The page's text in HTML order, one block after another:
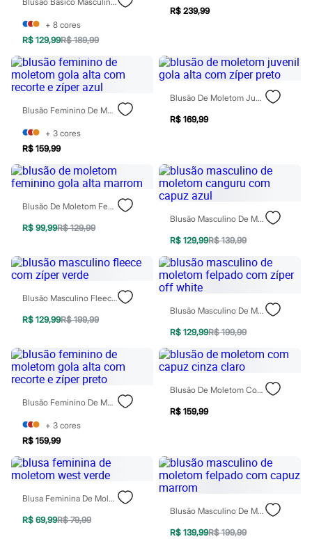
Rasteirinhas
Sandálias
Tênis
Diversão
Marcas
Baby Club
Fifteen
Miss Fifteen
Palomino
Calcinhas
Cuecas
Pijamas
Moda praia
Blusas de proteção
Sungas
Personagens
Disney
Hello Kitty
Homem Aranha
Minecraft
Patrulha Canina
Stitch
Beleza
Kits
Perfumes árabes
Novidades
Cabelos
Condicionador
Escovas e Pentes
Finalizadores
Shampoo
Tratamento
Hidratante
Tratamento
+ 8 cores
R$ 129,99R$ 189,99
R$ 239,99
Blusão Feminino De Moletom Gola Alta Com Recorte E Zíper Azul
+ 3 cores
R$ 159,99
Blusão De Moletom Juvenil Gola Alta Com Zíper Preto
R$ 169,99
Blusão De Moletom Feminino Gola Alta Marrom
R$ 99,99R$ 129,99
Blusão Masculino De Moletom Canguru Com Capuz Azul
R$ 129,99R$ 139,99
Blusão Masculino Fleece Com Zíper Verde
R$ 129,99R$ 199,99
Blusão Masculino De Moletom Felpado Com Zíper Off White
R$ 129,99R$ 199,99
Blusão Feminino De Moletom Gola Alta Com Recorte E Zíper Preto
+ 3 cores
R$ 159,99
Blusão De Moletom Com Capuz Cinza Claro
R$ 159,99
Blusa Feminina De Moletom West Verde
R$ 69,99R$ 79,99
Blusão Masculino De Moletom Felpado Com Capuz Marrom
R$ 139,99R$ 199,99